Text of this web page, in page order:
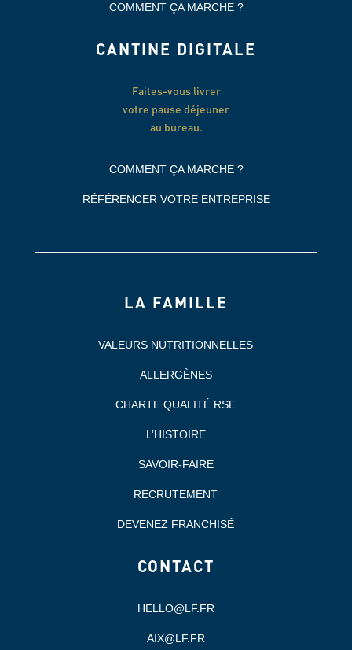
COMMENT ÇA MARCHE ?
CANTINE DIGITALE
Faites-vous livrer
votre pause déjeuner
au bureau.
COMMENT ÇA MARCHE ?
RÉFÉRENCER VOTRE ENTREPRISE
LA FAMILLE
VALEURS NUTRITIONNELLES
ALLERGÈNES
CHARTE QUALITÉ RSE
L’HISTOIRE
SAVOIR-FAIRE
RECRUTEMENT
DEVENEZ FRANCHISÉ
CONTACT
HELLO@LF.FR
AIX@LF.FR